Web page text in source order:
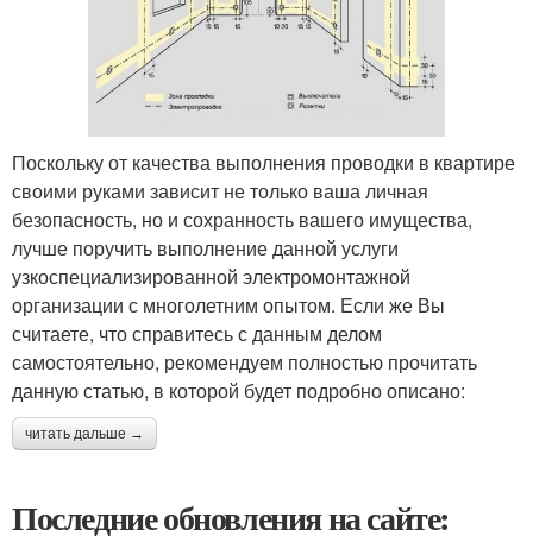
Поскольку от качества выполнения проводки в квартире
своими руками зависит не только ваша личная
безопасность, но и сохранность вашего имущества,
лучше поручить выполнение данной услуги
узкоспециализированной электромонтажной
организации с многолетним опытом. Если же Вы
считаете, что справитесь с данным делом
самостоятельно, рекомендуем полностью прочитать
данную статью, в которой будет подробно описано:
читать дальше →
Последние обновления на сайте: